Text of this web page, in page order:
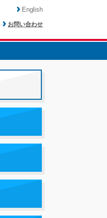
お問い合わせ
English